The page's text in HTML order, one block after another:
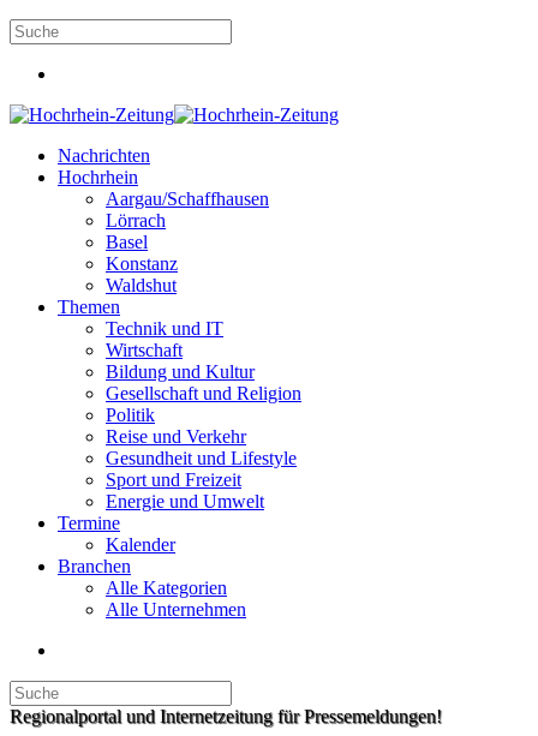
Nachrichten
Hochrhein
Aargau/Schaffhausen
Lörrach
Basel
Konstanz
Waldshut
Themen
Technik und IT
Wirtschaft
Bildung und Kultur
Gesellschaft und Religion
Politik
Reise und Verkehr
Gesundheit und Lifestyle
Sport und Freizeit
Energie und Umwelt
Termine
Kalender
Branchen
Alle Kategorien
Alle Unternehmen
Regionalportal und Internetzeitung für Pressemeldungen!